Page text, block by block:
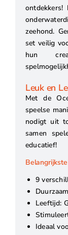
zeehond.
set veilig
hun
Leuk en
Met de
speelse
nodigt uit
samen
educatief!
9
Leeftijd:
Ideaal